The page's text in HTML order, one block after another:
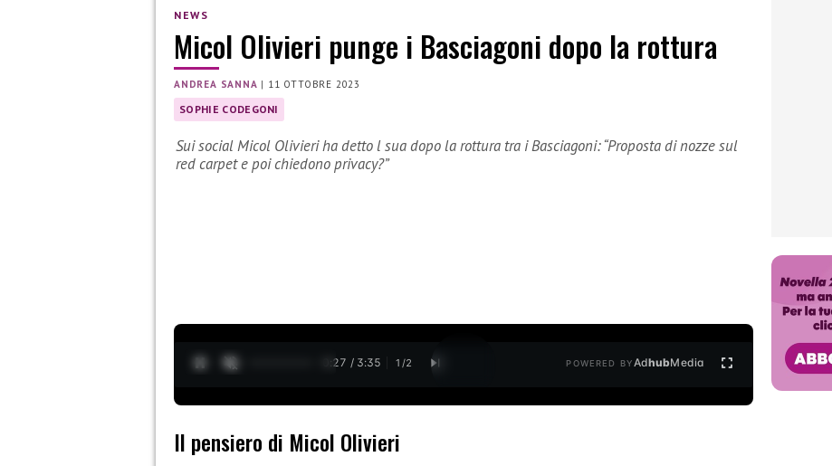
NEWS
Micol Olivieri punge i Basciagoni dopo la rottura
ANDREA SANNA | 11 OTTOBRE 2023
SOPHIE CODEGONI
Sui social Micol Olivieri ha detto l sua dopo la rottura tra i Basciagoni: “Proposta di nozze sul
red carpet e poi chiedono privacy?”
0:28 / 3:35 1 /2 POWERED BYAdhubMedia
Il pensiero di Micol Olivieri